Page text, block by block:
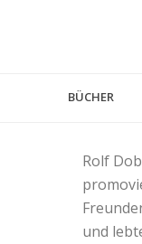
BÜCHER
Rolf
und